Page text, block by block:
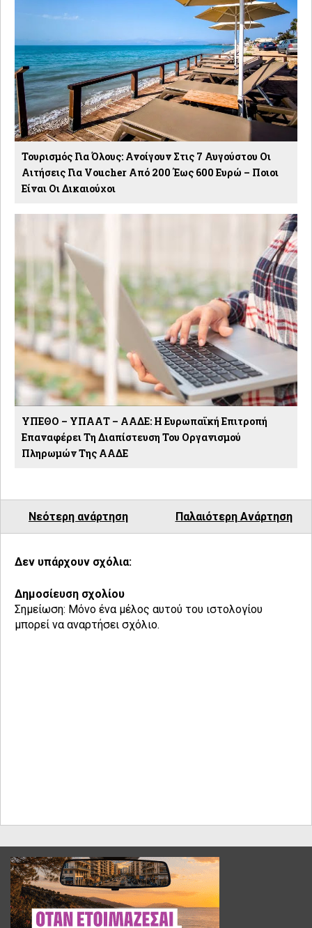
Τουρισμός Για Όλους: Ανοίγουν Στις 7 Αυγούστου Οι
Αιτήσεις Για Voucher Από 200 Έως 600 Ευρώ – Ποιοι
Είναι Οι Δικαιούχοι
ΥΠΕΘΟ – ΥΠΑΑΤ – ΑΑΔΕ: H Ευρωπαϊκή Επιτροπή
Επαναφέρει Τη Διαπίστευση Του Οργανισμού
Πληρωμών Της ΑΑΔΕ
Νεότερη ανάρτηση Παλαιότερη Ανάρτηση
Δεν υπάρχουν σχόλια:
Δημοσίευση σχολίου
Σημείωση: Μόνο ένα μέλος αυτού του ιστολογίου
μπορεί να αναρτήσει σχόλιο.